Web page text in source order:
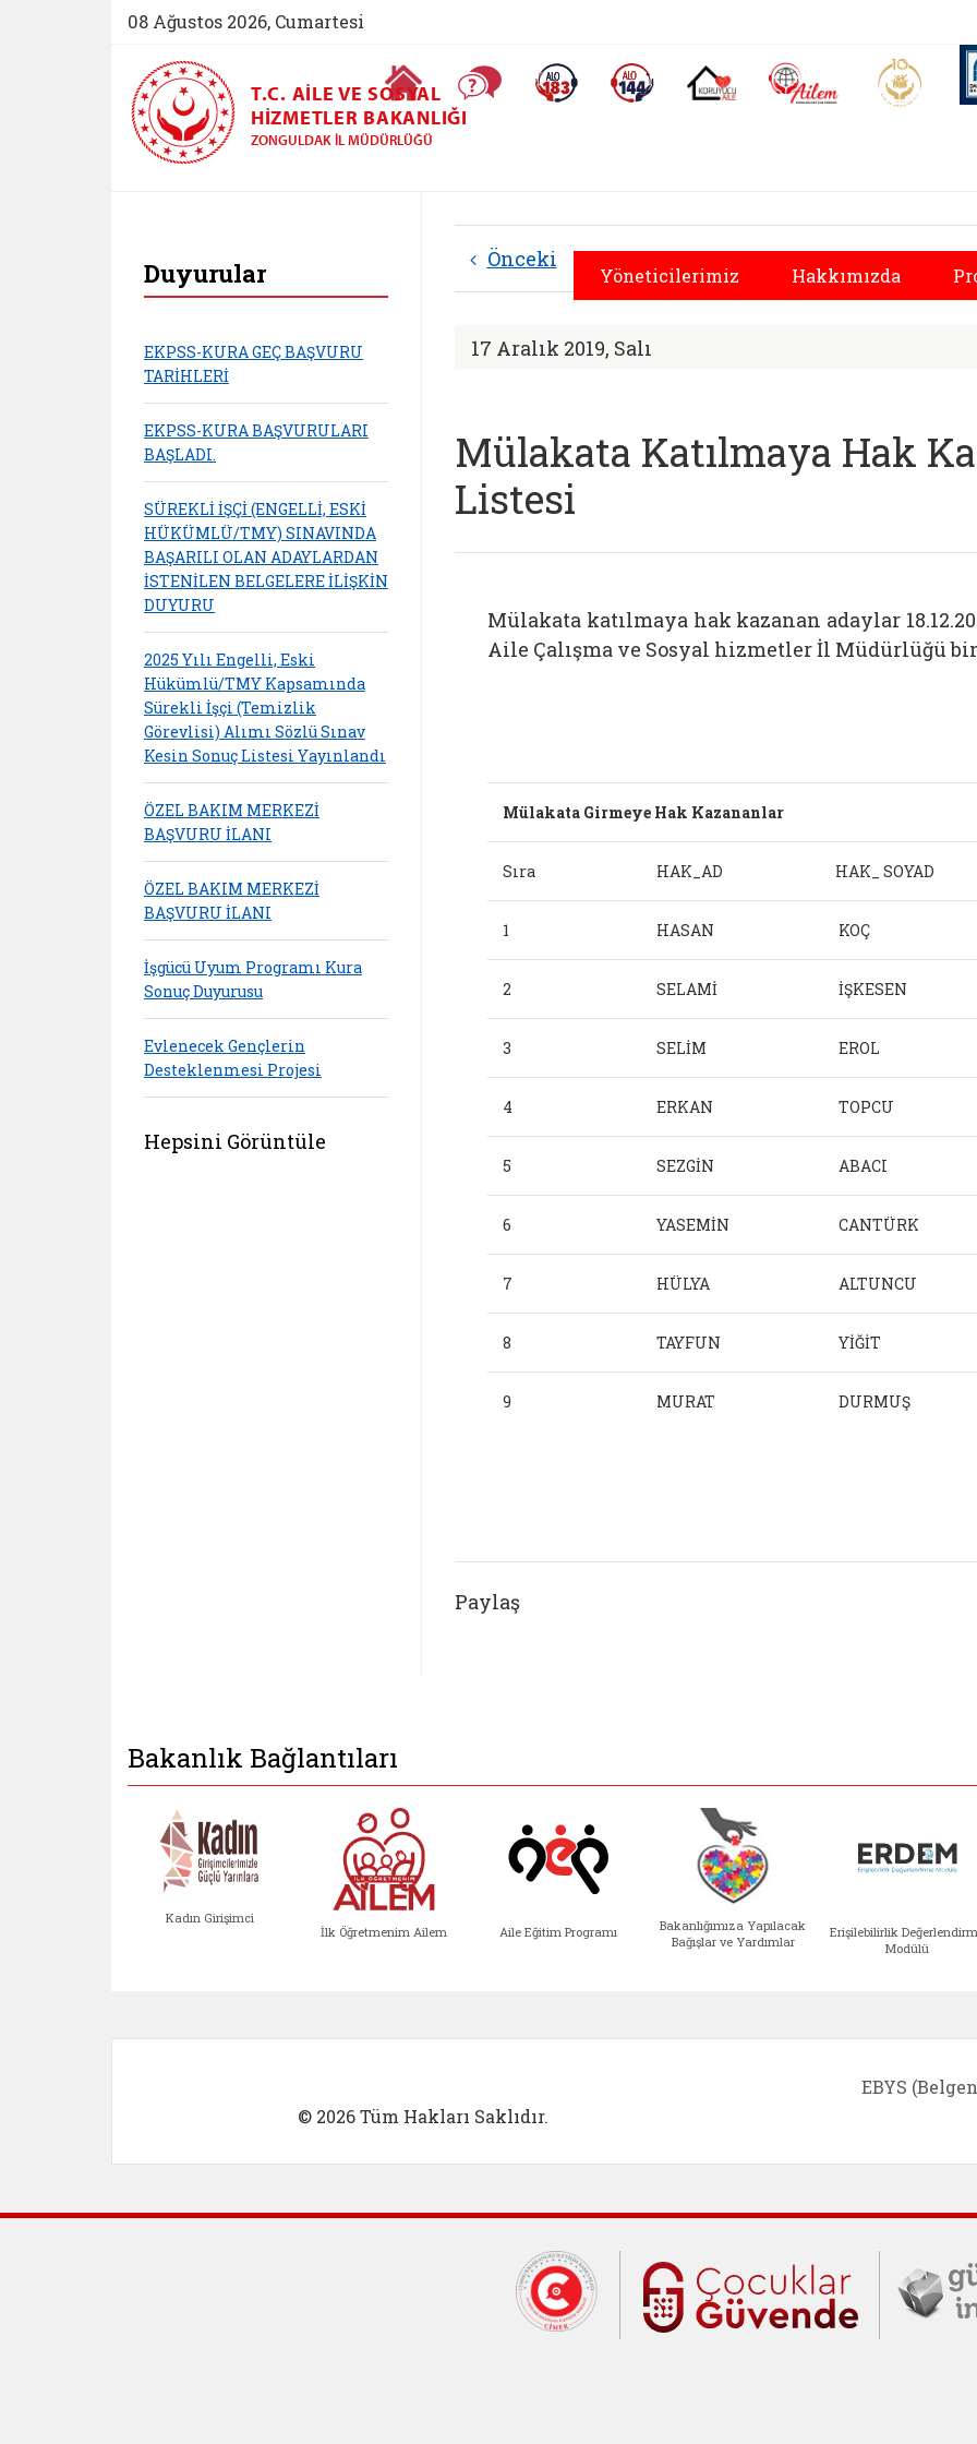
08 Ağustos 2026, Cumartesi
Ana Sayfa Sıkça Sorulan SorularAlo 183 (yeni sekmede açılır)Alo 144 (yeni sekmede açılır)Koruyucu Aile (yeni sekmede açılır)
AİLEM İletişim Aile ve
T.C. AILE VE SOSYAL
HIZMETLER BAKANLIĞI
ZONGULDAK İL MÜDÜRLÜĞÜ
Yöneticilerimiz Hakkımızda
Zonguldak Aile ve Sosyal Hizmetler İl
Duyurular
EKPSS-KURA GEÇ BAŞVURU
TARİHLERİ
EKPSS-KURA BAŞVURULARI
BAŞLADI.
SÜREKLİ İŞÇİ (ENGELLİ, ESKİ
HÜKÜMLÜ/TMY) SINAVINDA
BAŞARILI OLAN ADAYLARDAN
İSTENİLEN BELGELERE İLİŞKİN
DUYURU
2025 Yılı Engelli, Eski
Hükümlü/TMY Kapsamında
Sürekli İşçi (Temizlik
Görevlisi) Alımı Sözlü Sınav
Kesin Sonuç Listesi Yayınlandı
ÖZEL BAKIM MERKEZİ
BAŞVURU İLANI
ÖZEL BAKIM MERKEZİ
BAŞVURU İLANI
İşgücü Uyum Programı Kura
Sonuç Duyurusu
Evlenecek Gençlerin
Desteklenmesi Projesi
Hepsini Görüntüle
Önceki
17 Aralık 2019, Salı
Mülakata Katılmaya Hak
Listesi
Mülakata katılmaya hak kazanan adaylar
Aile Çalışma ve Sosyal hizmetler İl Müdürlüğü
Mülakata Girmeye Hak Kazananlar
Sıra HAK_AD HAK_ SOYAD
1 HASAN KOÇ
2 SELAMİ İŞKESEN
3 SELİM EROL
4 ERKAN TOPCU
5 SEZGİN ABACI
6 YASEMİN CANTÜRK
7 HÜLYA ALTUNCU
8 TAYFUN YİĞİT
9 MURAT DURMUŞ
Paylaş
Bakanlık Bağlantıları
Kadın Girişimci
İlk Öğretmenim Ailem Aile Eğitim Programı
Bakanlığımıza Yapılacak
Bağışlar ve Yardımlar
Erişilebilirlik
Modülü
© 2026 Tüm Hakları Saklıdır.
EBYS
Cumhurbaşkanlığı İletişim Merkezi
Çocuklar